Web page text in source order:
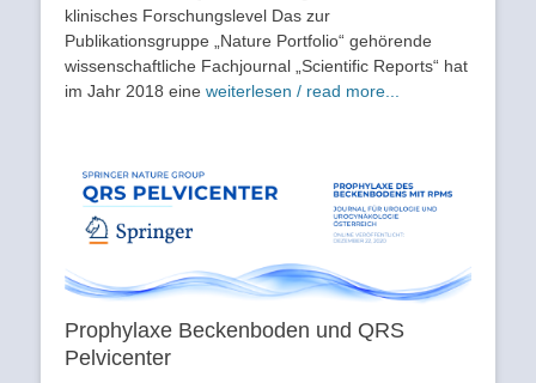
klinisches Forschungslevel Das zur
Publikationsgruppe „Nature Portfolio“ gehörende
wissenschaftliche Fachjournal „Scientific Reports“ hat
im Jahr 2018 eine weiterlesen / read more...
Prophylaxe Beckenboden und QRS
Pelvicenter